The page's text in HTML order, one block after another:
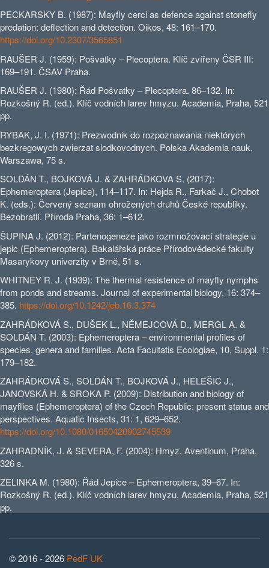
PECKARSKY B. (1987): Mayfly cerci as defence against stonefly
predation: deflection and detection. Oikos, 48: 161–170.
https://doi.org/10.2307/3565851
RAUŠER J. (1959): Pošvatky – Plecoptera. Klíč zvířeny ČSR III:
169–191. ČSAV Praha.
RAUŠER J. (1980): Řád Pošvatky – Plecoptera. 86–132. In:
Rozkošný R. (ed.). Klíč vodních larev hmyzu. Academia, Praha, 521
pp.
RYBAK, J. I. (1971): Prezwodnik do rozpoznawania niektórych
bezkregowych zwierzat slodkovodnych. Polska Akademia nauk,
Warszawa, 75 s.
SOLDÁN T., BOJKOVÁ J. & ZAHRÁDKOVA S. (2017):
Ephemeroptera (Jepice), 114–117. In: Hejda R., Farkač J., Chobot
K. (eds.): Červený seznam ohrožených druhů České republiky.
Bezobratlí. Příroda Praha, 36: 1–612.
ŠUPINA J. (2012): Partenogeneze jako rozmnožovací strategie u
jepic (Ephemeroptera). Bakalářská práce Přírodovědecké fakulty
Masarykovy univerzity v Brně, 51 s.
WHITNEY R. J. (1939): The thermal resistence of mayfly nymphs
from ponds and streams. Journal of experimental biology, 16: 374–
385. https://doi.org/10.1242/jeb.16.3.374
ZAHRÁDKOVÁ S., DUŠEK L., NĚMEJCOVÁ D., MERGL A. &
SOLDÁN T. (2003): Ephemeroptera – environmental profiles of
species, genera and families. Acta Facultatis Ecologiae, 10, Suppl. 1:
179–182.
ZAHRÁDKOVÁ S., SOLDÁN T., BOJKOVÁ J., HELEŠIC J.,
JANOVSKÁ H. & SROKA P. (2009): Distribution and biology of
mayflies (Ephemeroptera) of the Czech Republic: present status and
perspectives. Aquatic Insects, 31: 1, 629–652.
https://doi.org/10.1080/01650420902745539
ZAHRADNÍK, J. & SEVERA, F. (2004): Hmyz. Aventinum, Praha,
326 s.
ZELINKA M. (1980): Řád Jepice – Ephemeroptera, 39–67. In:
Rozkošný R. (ed.). Klíč vodních larev hmyzu, Academia, Praha, 521
pp.
© 2016 - 2026 PedF UK